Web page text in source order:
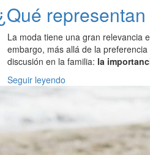
La moda tiene una gran relevancia
embargo, más allá de la
discusión en la familia: la
Seguir leyendo